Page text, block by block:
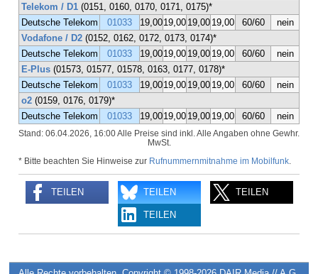
Telekom / D1 (0151, 0160, 0170, 0171, 0175)*
Deutsche Telekom
01033 19,0019,00 19,00 19,00 60/60
nein
Vodafone / D2 (0152, 0162, 0172, 0173, 0174)*
Deutsche Telekom
01033 19,0019,00 19,00 19,00 60/60
nein
E-Plus (01573, 01577, 01578, 0163, 0177, 0178)*
Deutsche Telekom
01033 19,0019,00 19,00 19,00 60/60
nein
o2 (0159, 0176, 0179)*
Deutsche Telekom
01033 19,0019,00 19,00 19,00 60/60 nein
Stand: 06.04.2026, 16:00 Alle Angaben ohne Gewhr.
Alle Preise sind inkl.
MwSt.
* Bitte beachten Sie Hinweise zur Rufnummernmitnahme im Mobilfunk
TEILEN TEILEN TEILEN
TEILEN